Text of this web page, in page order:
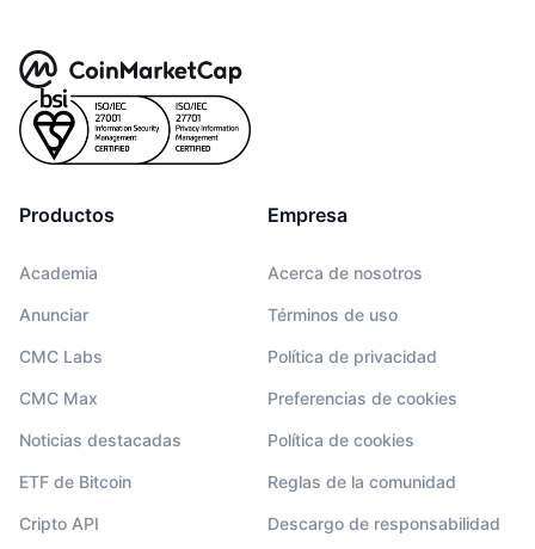
Productos
Academia
Anunciar
CMC Labs
CMC Max
Noticias destacadas
ETF de Bitcoin
Cripto API
Empresa
Acerca de nosotros
Términos de uso
Política de privacidad
Preferencias de cookies
Política de cookies
Reglas de la comunidad
Descargo de responsabilidad